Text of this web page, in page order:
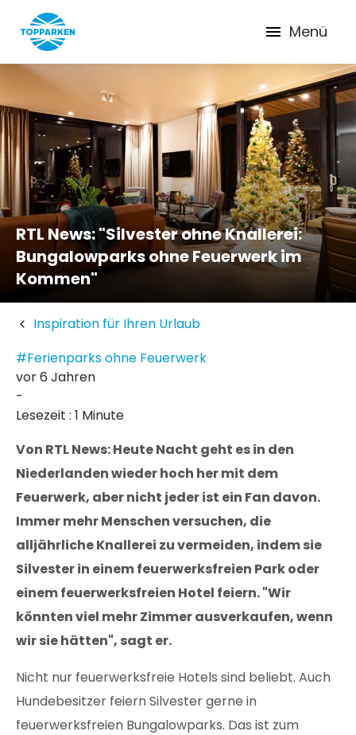
Menü
RTL News: "Silvester ohne Knallerei:
Bungalowparks ohne Feuerwerk im
Kommen"
Inspiration für Ihren Urlaub
#Ferienparks ohne Feuerwerk
vor 6 Jahren
-
Lesezeit : 1 Minute
Von RTL News: Heute Nacht geht es in den
Niederlanden wieder hoch her mit dem
Feuerwerk, aber nicht jeder ist ein Fan davon.
Immer mehr Menschen versuchen, die
alljährliche Knallerei zu vermeiden, indem sie
Silvester in einem feuerwerksfreien Park oder
einem feuerwerksfreien Hotel feiern. "Wir
könnten viel mehr Zimmer ausverkaufen, wenn
wir sie hätten", sagt er.
Nicht nur feuerwerksfreie Hotels sind beliebt. Auch
Hundebesitzer feiern Silvester gerne in
feuerwerksfreien Bungalowparks. Das ist zum